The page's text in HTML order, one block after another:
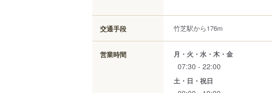
交通手段 竹芝駅から176m
営業時間 月・火・水・木・金
07:30 - 22:00
土・日・祝日